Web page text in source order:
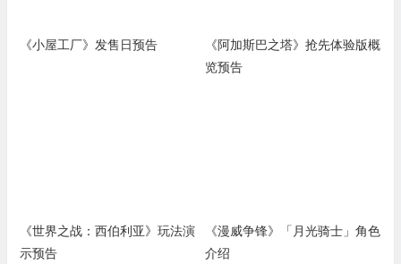
《小屋工厂》发售日预告
《阿加斯巴之塔》抢先体验版概
览预告
《世界之战：西伯利亚》玩法演
示预告
《漫威争锋》「月光骑士」角色
介绍